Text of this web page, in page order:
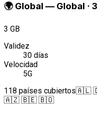
🌍 Global — Global ·
3 GB
Validez
30 días
Velocidad
5G
118 países cubiertos🇦🇱
🇦🇿 🇧🇪 🇧🇴